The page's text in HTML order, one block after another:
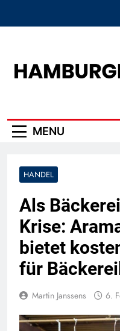
MENU
HANDEL
Als
Krise:
bietet
für
Martin Janssens 6.